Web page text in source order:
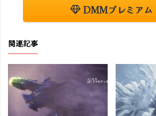
DMMプレミアム
関連記事